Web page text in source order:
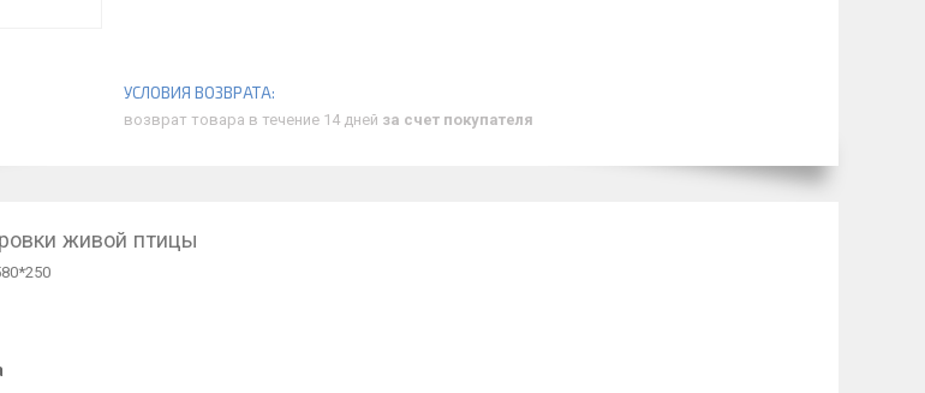
возврат товара в течение 14 дней за счет покупателя
живой птицы